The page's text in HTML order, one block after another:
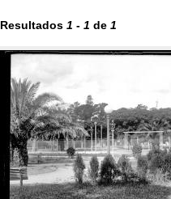
Resultados 1 - 1 de 1